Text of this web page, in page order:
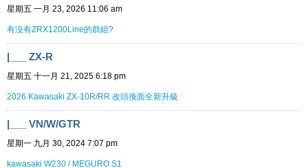
星期五 一月 23, 2026 11:06 am
有沒有ZRX1200Line的群組?
|___ ZX-R
星期五 十一月 21, 2025 6:18 pm
2026 Kawasaki ZX-10R/RR 改頭換面全新升級
|___ VN/W/GTR
星期一 九月 30, 2024 7:07 pm
kawasaki W230 / MEGURO S1